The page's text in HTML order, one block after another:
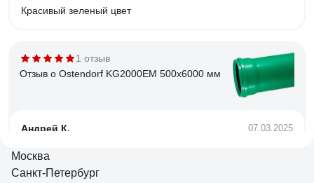
Красивый зеленый цвет
1 отзыв
Отзыв о Ostendorf KG2000EM 500x6000 мм
Андрей К. 07.03.2025
Москва
Санкт-Петербург